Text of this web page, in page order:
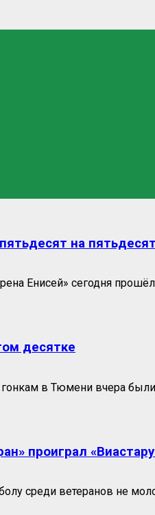
на
Енисей» сегодня
десятке
в Тюмени вчера были
проиграл
среди ветеранов не